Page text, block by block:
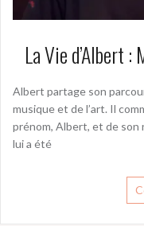
La Vie d’Albert
Albert partage son
musique et de l’art. Il
prénom, Albert, et de son
lui a été